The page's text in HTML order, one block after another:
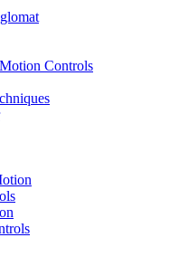
Controls